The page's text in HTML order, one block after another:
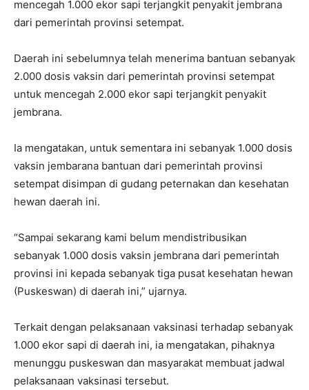
mencegah 1.000 ekor sapi terjangkit penyakit jembrana
dari pemerintah provinsi setempat.
Daerah ini sebelumnya telah menerima bantuan sebanyak
2.000 dosis vaksin dari pemerintah provinsi setempat
untuk mencegah 2.000 ekor sapi terjangkit penyakit
jembrana.
Ia mengatakan, untuk sementara ini sebanyak 1.000 dosis
vaksin jembarana bantuan dari pemerintah provinsi
setempat disimpan di gudang peternakan dan kesehatan
hewan daerah ini.
“Sampai sekarang kami belum mendistribusikan
sebanyak 1.000 dosis vaksin jembrana dari pemerintah
provinsi ini kepada sebanyak tiga pusat kesehatan hewan
(Puskeswan) di daerah ini,” ujarnya.
Terkait dengan pelaksanaan vaksinasi terhadap sebanyak
1.000 ekor sapi di daerah ini, ia mengatakan, pihaknya
menunggu puskeswan dan masyarakat membuat jadwal
pelaksanaan vaksinasi tersebut.